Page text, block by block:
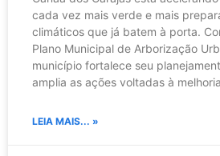
cada vez mais verde e mais
climáticos que já batem à porta.
Plano Municipal de Arborização
município fortalece seu
amplia as ações voltadas à
LEIA MAIS... »